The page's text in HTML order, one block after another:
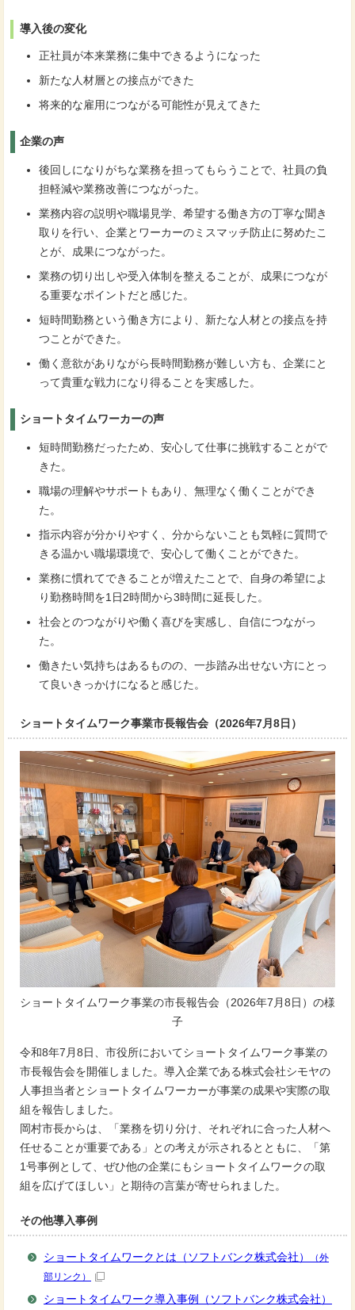
導入後の変化
正社員が本来業務に集中できるようになった
新たな人材層との接点ができた
将来的な雇用につながる可能性が見えてきた
企業の声
後回しになりがちな業務を担ってもらうことで、社員の負
担軽減や業務改善につながった。
業務内容の説明や職場見学、希望する働き方の丁寧な聞き
取りを行い、企業とワーカーのミスマッチ防止に努めたこ
とが、成果につながった。
業務の切り出しや受入体制を整えることが、成果につなが
る重要なポイントだと感じた。
短時間勤務という働き方により、新たな人材との接点を持
つことができた。
働く意欲がありながら長時間勤務が難しい方も、企業にと
って貴重な戦力になり得ることを実感した。
ショートタイムワーカーの声
短時間勤務だったため、安心して仕事に挑戦することがで
きた。
職場の理解やサポートもあり、無理なく働くことができ
た。
指示内容が分かりやすく、分からないことも気軽に質問で
きる温かい職場環境で、安心して働くことができた。
業務に慣れてできることが増えたことで、自身の希望によ
り勤務時間を1日2時間から3時間に延長した。
社会とのつながりや働く喜びを実感し、自信につながっ
た。
働きたい気持ちはあるものの、一歩踏み出せない方にとっ
て良いきっかけになると感じた。
ショートタイムワーク事業市長報告会（2026年7月8日）
ショートタイムワーク事業の市長報告会（2026年7月8日）の様
子
令和8年7月8日、市役所においてショートタイムワーク事業の
市長報告会を開催しました。導入企業である株式会社シモヤの
人事担当者とショートタイムワーカーが事業の成果や実際の取
組を報告しました。
岡村市長からは、「業務を切り分け、それぞれに合った人材へ
任せることが重要である」との考えが示されるとともに、「第
1号事例として、ぜひ他の企業にもショートタイムワークの取
組を広げてほしい」と期待の言葉が寄せられました。
その他導入事例
ショートタイムワークとは（ソフトバンク株式会社）
（外
部リンク）
ショートタイムワーク導入事例（ソフトバンク株式会社）